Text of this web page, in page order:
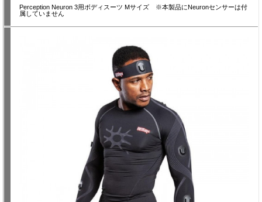
Perception Neuron 3用ボディスーツ Mサイズ ※本製品にNeuronセンサーは付
属していません